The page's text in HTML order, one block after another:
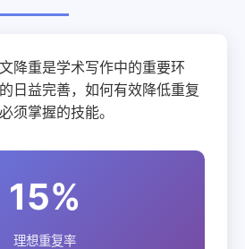
降重是学术写作中的重要环
日益完善，如何有效降低重复
须掌握的技能。
15%
理想重复率